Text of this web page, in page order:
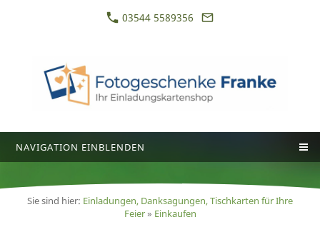
03544 5589356
NAVIGATION EINBLENDEN
Sie sind hier: Einladungen, Danksagungen, Tischkarten für Ihre
Feier» Einkaufen